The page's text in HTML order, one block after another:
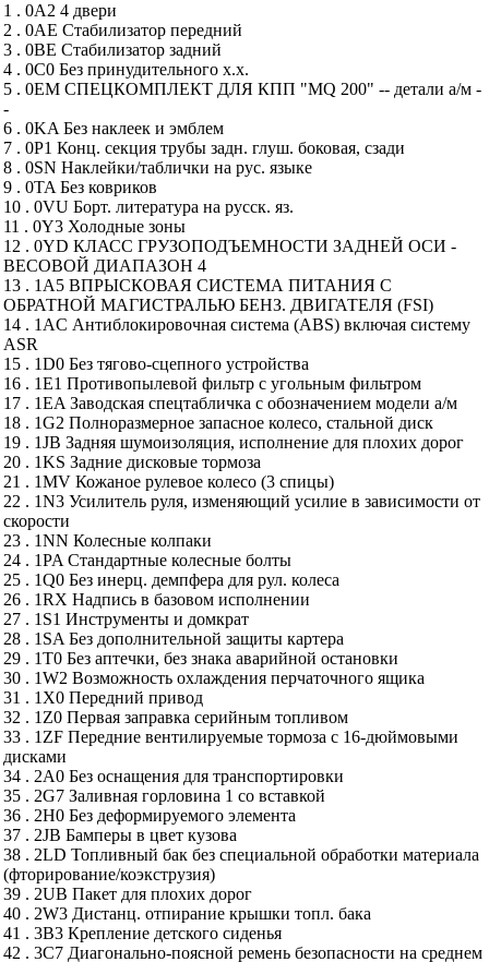
1 . 0A2 4 двери
2 . 0AE Стабилизатор передний
3 . 0BE Стабилизатор задний
4 . 0C0 Без принудительного х.х.
5 . 0EM СПЕЦКОМПЛЕКТ ДЛЯ КПП "MQ 200" -- детали а/м -
-
6 . 0KA Без наклеек и эмблем
7 . 0P1 Конц. секция трубы задн. глуш. боковая, сзади
8 . 0SN Наклейки/таблички на рус. языке
9 . 0TA Без ковриков
10 . 0VU Борт. литература на русск. яз.
11 . 0Y3 Холодные зоны
12 . 0YD КЛАСС ГРУЗОПОДЪЕМНОСТИ ЗАДНЕЙ ОСИ -
ВЕСОВОЙ ДИАПАЗОН 4
13 . 1A5 ВПРЫСКОВАЯ СИСТЕМА ПИТАНИЯ С
ОБРАТНОЙ МАГИСТРАЛЬЮ БЕНЗ. ДВИГАТЕЛЯ (FSI)
14 . 1AC Антиблокировочная система (ABS) включая систему
ASR
15 . 1D0 Без тягово-сцепного устройства
16 . 1E1 Противопылевой фильтр с угольным фильтром
17 . 1EA Заводская спецтабличка с обозначением модели а/м
18 . 1G2 Полноразмерное запасное колесо, стальной диск
19 . 1JB Задняя шумоизоляция, исполнение для плохих дорог
20 . 1KS Задние дисковые тормоза
21 . 1MV Кожаное рулевое колесо (3 спицы)
22 . 1N3 Усилитель руля, изменяющий усилие в зависимости от
скорости
23 . 1NN Колесные колпаки
24 . 1PA Стандартные колесные болты
25 . 1Q0 Без инерц. демпфера для рул. колеса
26 . 1RX Надпись в базовом исполнении
27 . 1S1 Инструменты и домкрат
28 . 1SA Без дополнительной защиты картера
29 . 1T0 Без аптечки, без знака аварийной остановки
30 . 1W2 Возможность охлаждения перчаточного ящика
31 . 1X0 Передний привод
32 . 1Z0 Первая заправка серийным топливом
33 . 1ZF Передние вентилируемые тормоза с 16-дюймовыми
дисками
34 . 2A0 Без оснащения для транспортировки
35 . 2G7 Заливная горловина 1 со вставкой
36 . 2H0 Без деформируемого элемента
37 . 2JB Бамперы в цвет кузова
38 . 2LD Топливный бак без специальной обработки материала
(фторирование/коэкструзия)
39 . 2UB Пакет для плохих дорог
40 . 2W3 Дистанц. отпирание крышки топл. бака
41 . 3B3 Крепление детского сиденья
42 . 3C7 Диагонально-поясной ремень безопасности на среднем